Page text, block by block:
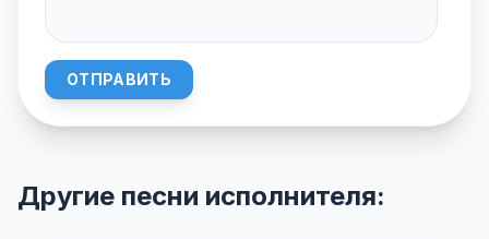
ОТПРАВИТЬ
Другие песни исполнителя: